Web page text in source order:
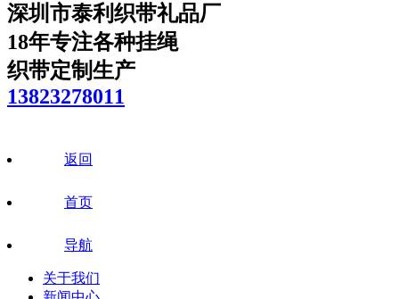
深圳市泰利织带礼品厂
18年专注各种挂绳
织带定制生产
13823278011
返回
首页
导航
关于我们